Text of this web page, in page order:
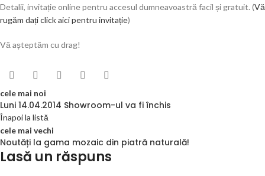
Detalii, invitație online pentru accesul dumneavoastră facil și gratuit. (Vă
rugăm dați click aici pentru invitație)
Vă așteptăm cu drag!
cele mai noi
Luni 14.04.2014 Showroom-ul va fi închis
Înapoi la listă
cele mai vechi
Noutăți la gama mozaic din piatră naturală!
Lasă un răspuns